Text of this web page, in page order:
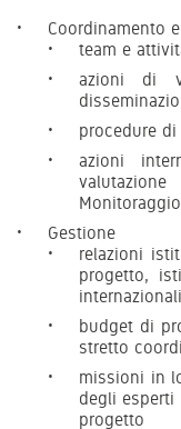
Coordinamento
team e
azioni di
procedure
azioni
Gestione
relazioni
progetto,
budget di
stretto
missioni in
degli esperti
progetto